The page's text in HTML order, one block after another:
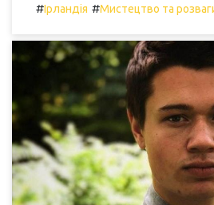
#Ірландія #Мистецтво та